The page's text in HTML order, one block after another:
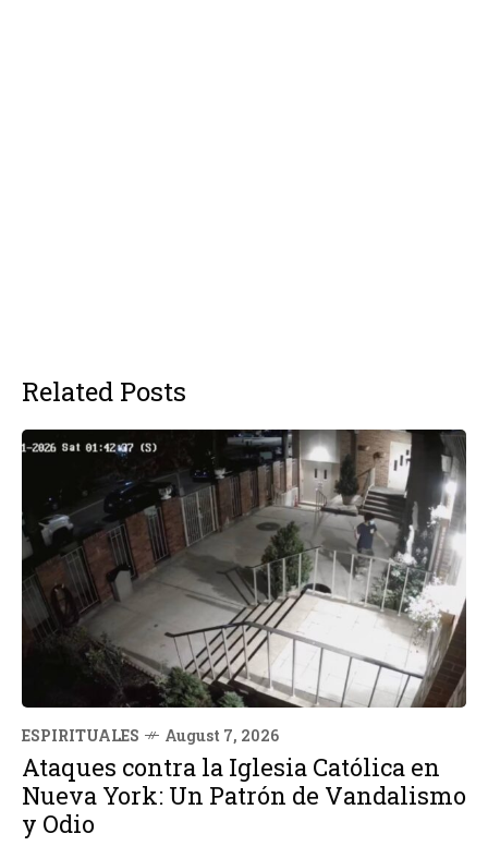
Related Posts
ESPIRITUALES August 7, 2026
Ataques contra la Iglesia Católica en
Nueva York: Un Patrón de Vandalismo
y Odio